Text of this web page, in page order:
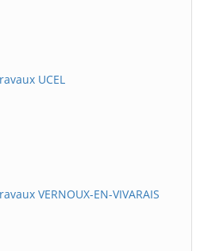
UCEL
VERNOUX-EN-VIVARAIS